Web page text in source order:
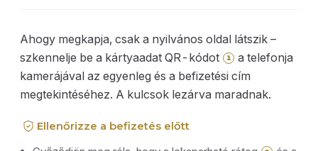
Ahogy megkapja, csak a nyilvános oldal látszik –
szkennelje be a kártyaadat QR-kódot
1
a telefonja
kamerájával az egyenleg és a befizetési cím
megtekintéséhez. A kulcsok lezárva maradnak.
Ellenőrizze a befizetés előtt